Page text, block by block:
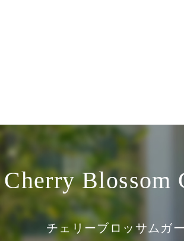
Cherry Blossom
チェリーブロッサムガ